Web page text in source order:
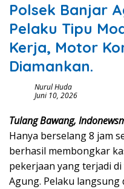
Polsek Banjar
Pelaku Tipu
Kerja, Motor
Diamankan.
Nurul Huda
Juni 10, 2026
Tulang Bawang,
Hanya berselang 8 jam
berhasil membongkar
pekerjaan yang terjadi
Agung. Pelaku